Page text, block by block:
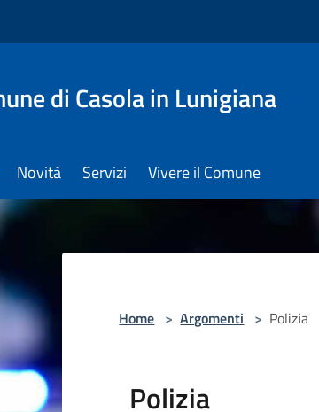
di Casola in Lunigiana
Novità Servizi Vivere il Comune
Home > Argomenti > Polizia
Polizia